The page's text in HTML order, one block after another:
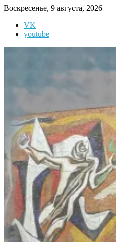
Перейти
содержимому
Воскресенье, 9 августа, 2026
VK
youtube